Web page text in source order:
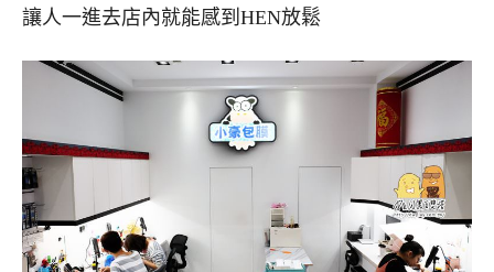
讓人一進去店內就能感到HEN放鬆